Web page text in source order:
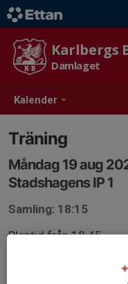
Kalender
Karlbergs
Damlaget
Träning
Måndag 19 aug
Stadshagens IP 1
Samling: 18:15
Plantid från 18:45